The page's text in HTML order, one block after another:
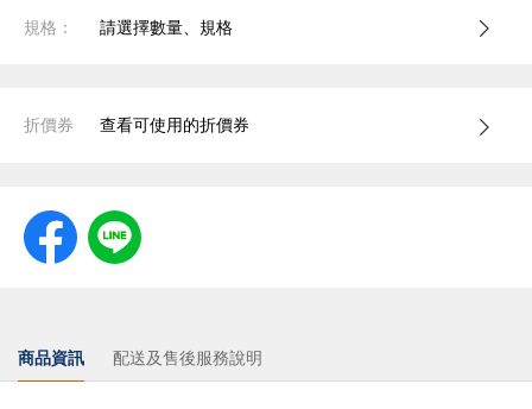
規格： 請選擇數量、規格
折價券 查看可使用的折價券
商品資訊 配送及售後服務說明